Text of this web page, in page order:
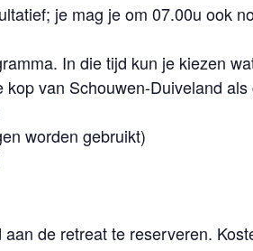
je mag je om 07.00u ook
In die tijd kun je kiezen
van Schouwen-Duiveland
worden gebruikt)
de retreat te reserveren.